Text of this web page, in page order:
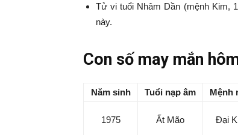
Tử vi tuổi Nhâm Dần (mệnh Kim,
này.
Con số may mắn
Năm sinh Tuổi nạp âm Mệnh
1975 Ất Mão Đại